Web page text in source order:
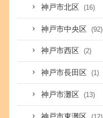
神戸市北区 (16)
神戸市中央区 (92)
神戸市西区 (2)
神戸市長田区 (1)
神戸市灘区 (13)
神戸市東灘区